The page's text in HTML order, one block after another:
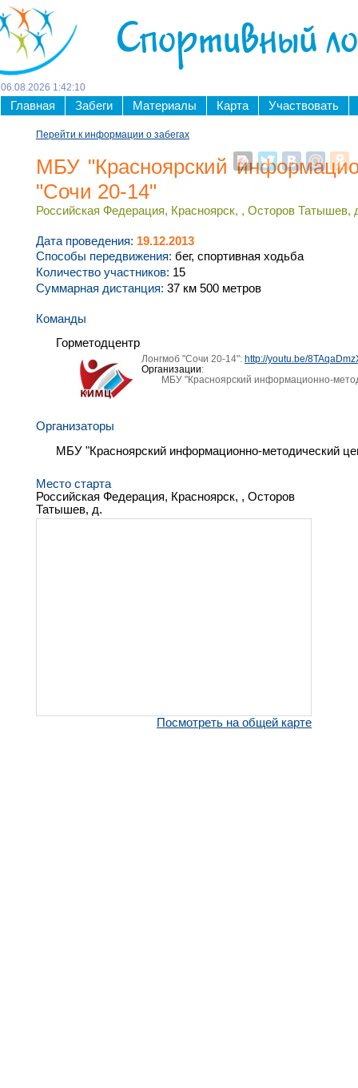
Спортивный
06 08 2026 1 :42:11
Главная Забеги Материалы Карта Участвовать
Перейти к информации о забегах
МБУ "Красноярский
"Сочи 20-14"
Российская Федерация, Красноярск, , Осторов Татышев,
Дата проведения: 19.12.2013
Способы передвижения: бег, спортивная ходьба
Количество участников: 15
Суммарная дистанция: 37 км 500 метров
Команды
Горметодцентр
Лонгмоб "Сочи 20-14": http://youtu.be/
Организации:
МБУ "Красноярский информационно-
Организаторы
МБУ "Красноярский информационно-методический
Место старта
Российская Федерация, Красноярск, , Осторов
Татышев, д.
Посмотреть на общей карте